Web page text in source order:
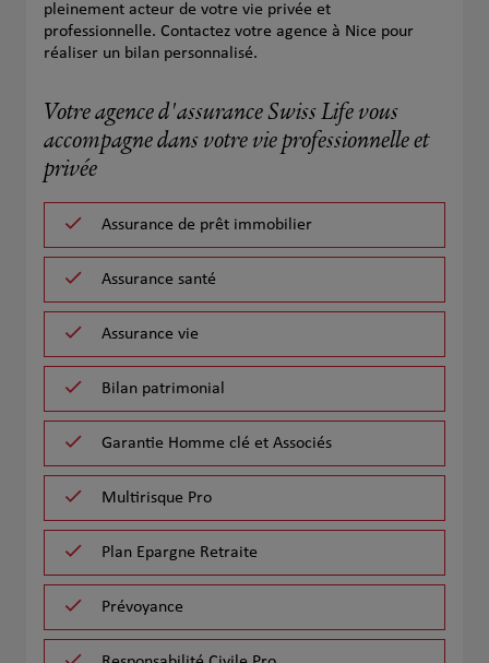
pleinement acteur de votre vie privée et
professionnelle. Contactez votre agence à Nice pour
réaliser un bilan personnalisé.
Votre agence d'assurance Swiss Life vous
accompagne dans votre vie professionnelle et
privée
Assurance de prêt immobilier
Assurance santé
Assurance vie
Bilan patrimonial
Garantie Homme clé et Associés
Multirisque Pro
Plan Epargne Retraite
Prévoyance